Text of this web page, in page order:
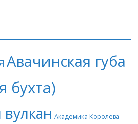
Авачинская губа
бухта)
Академика Королева